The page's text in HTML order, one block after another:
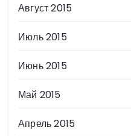
Август 2015
Июль 2015
Июнь 2015
Май 2015
Апрель 2015